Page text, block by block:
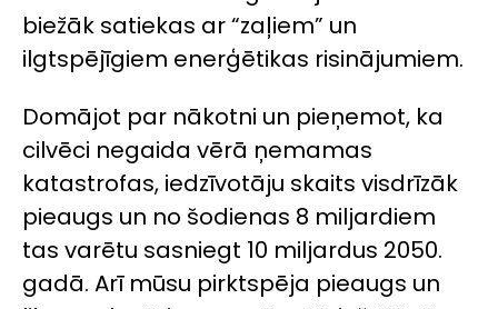
biežāk satiekas ar “zaļiem” un
ilgtspējīgiem enerģētikas risinājumiem.
Domājot par nākotni un pieņemot, ka
cilvēci negaida vērā ņemamas
katastrofas, iedzīvotāju skaits visdrīzāk
pieaugs un no šodienas 8 miljardiem
tas varētu sasniegt 10 miljardus 2050.
gadā. Arī mūsu pirktspēja pieaugs un